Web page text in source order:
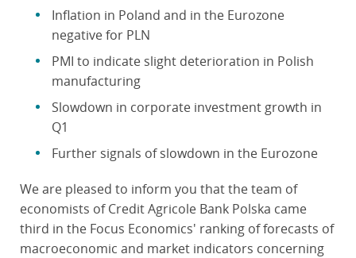
Inflation in Poland and in the Eurozone
negative for PLN
PMI to indicate slight deterioration in Polish
manufacturing
Slowdown in corporate investment growth in
Q1
Further signals of slowdown in the Eurozone
We are pleased to inform you that the team of
economists of Credit Agricole Bank Polska came
third in the Focus Economics' ranking of forecasts of
macroeconomic and market indicators concerning